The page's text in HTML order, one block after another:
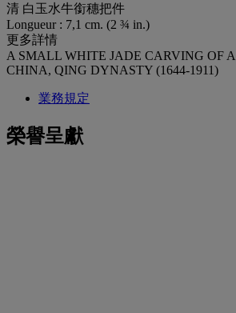
清 白玉水牛銜穗把件
Longueur : 7,1 cm. (2 ¾ in.)
更多詳情
A SMALL WHITE JADE CARVING OF
CHINA, QING DYNASTY (1644-1911)
業務規定
榮譽呈獻